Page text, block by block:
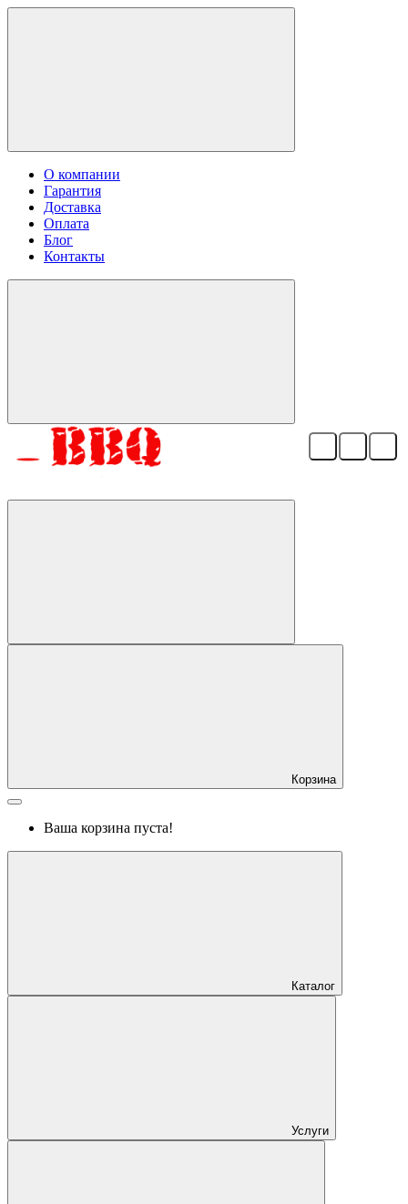
О компании
Гарантия
Доставка
Оплата
Блог
Контакты
Корзина
Ваша корзина пуста!
Каталог
Услуги